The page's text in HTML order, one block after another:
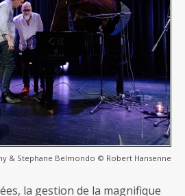
& Stephane Belmondo © Robert Hansenne
la gestion de la magnifique